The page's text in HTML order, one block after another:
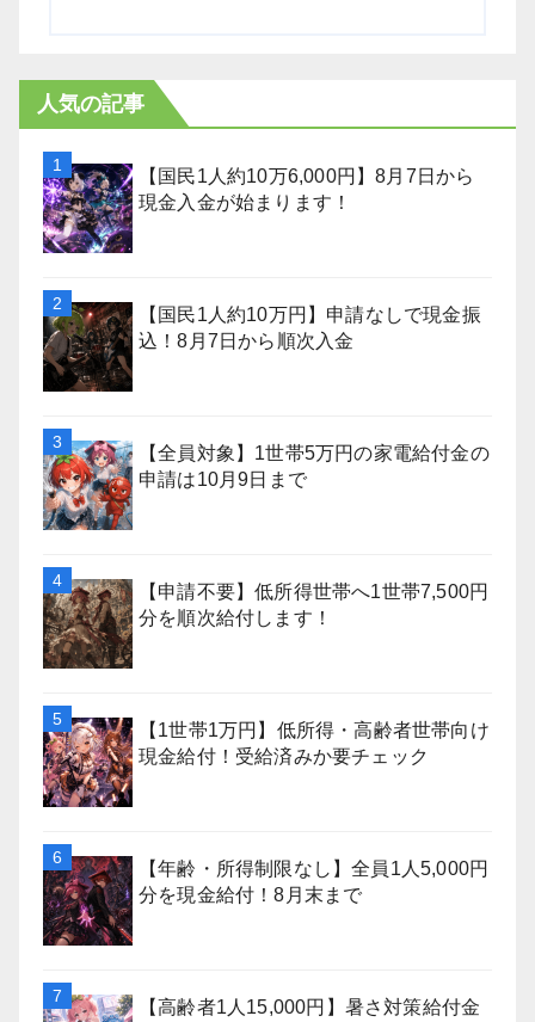
人気の記事
【国民1人約10万6,000円】8月7日から
現金入金が始まります！
【国民1人約10万円】申請なしで現金振
込！8月7日から順次入金
【全員対象】1世帯5万円の家電給付金の
申請は10月9日まで
【申請不要】低所得世帯へ1世帯7,500円
分を順次給付します！
【1世帯1万円】低所得・高齢者世帯向け
現金給付！受給済みか要チェック
【年齢・所得制限なし】全員1人5,000円
分を現金給付！8月末まで
【高齢者1人15,000円】暑さ対策給付金